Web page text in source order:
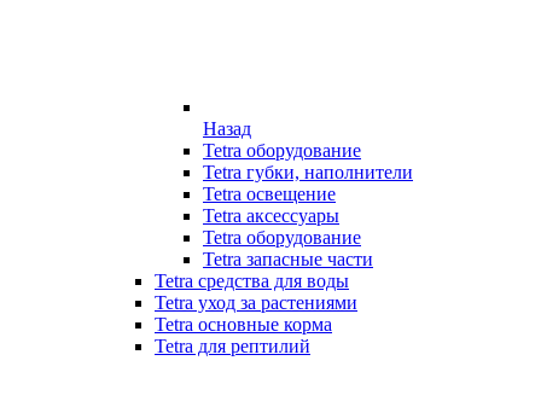
Назад
Tetra оборудование
Tetra губки, наполнители
Tetra освещение
Tetra аксессуары
Tetra оборудование
Tetra запасные части
Tetra средства для воды
Tetra уход за растениями
Tetra основные корма
Tetra для рептилий